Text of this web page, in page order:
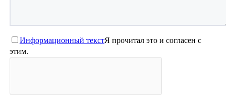
Информационный текстЯ прочитал это и согласен с
этим.